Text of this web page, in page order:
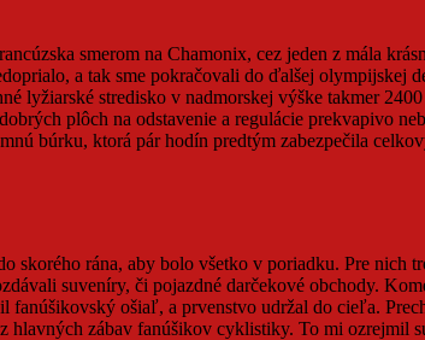
smerom na Chamonix, cez jeden z mála
a tak sme pokračovali do ďalšej olympijskej
lyžiarské stredisko v nadmorskej výške takmer
plôch na odstavenie a regulácie prekvapivo
búrku, ktorá pár hodín predtým zabezpečila
skorého rána, aby bolo všetko v poriadku. Pre nich
suveníry, či pojazdné darčekové obchody.
ošiaľ, a prvenstvo udržal do cieľa.
zábav fanúšikov cyklistiky. To mi ozrejmil